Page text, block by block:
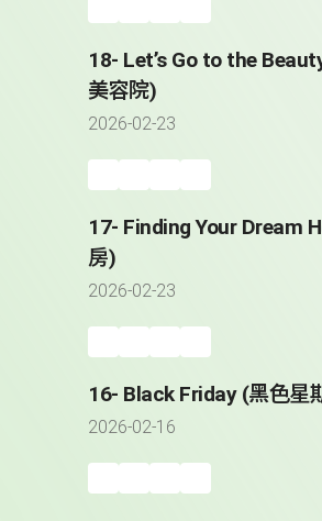
18- Let’s Go to the Beauty
美容院)
2026-02-23
17- Finding Your Dream Home (
房)
2026-02-23
16- Black Friday (
2026-02-16